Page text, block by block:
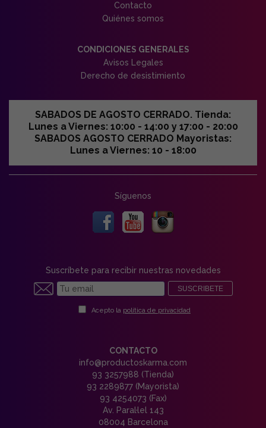
Contacto
Quiénes somos
CONDICIONES GENERALES
Avisos Legales
Derecho de desistimiento
SABADOS DE AGOSTO CERRADO. Tienda:
Lunes a Viernes: 10:00 - 14:00 y 17:00 - 20:00
SABADOS AGOSTO CERRADO Mayoristas:
Lunes a Viernes: 10 - 18:00
Síguenos
Suscríbete para recibir nuestras novedades
SUSCRIBETE
Acepto la política de privacidad
CONTACTO
info@productoskarma.com
93 3257988 (Tienda)
93 2289877 (Mayorista)
93 4254073 (Fax)
Av. Paral·lel 143
08004 Barcelona